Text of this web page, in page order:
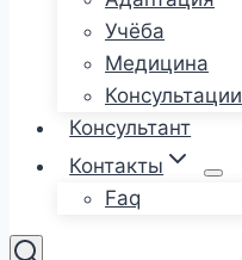
Учёба
Медицина
Консультации
Консультант
Контакты
Faq